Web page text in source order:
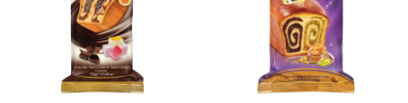
Pasca Fresh
Paine ambalata